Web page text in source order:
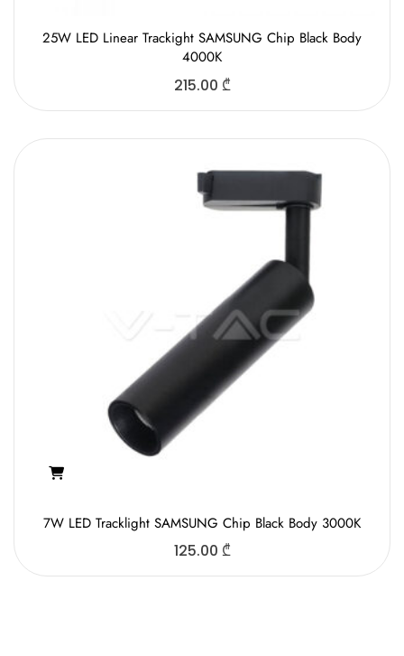
25W LED Linear Trackight SAMSUNG Chip Black Body
4000K
215.00 ₾
7W LED Tracklight SAMSUNG Chip Black Body 3000K
125.00 ₾